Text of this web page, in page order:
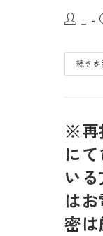
続きを
※再
に
い
は
密